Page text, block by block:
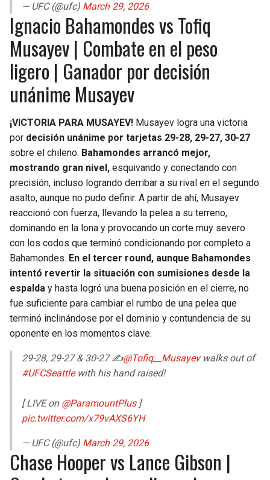
— UFC (@ufc) March 29, 2026
Ignacio Bahamondes vs Tofiq
Musayev | Combate en el peso
ligero | Ganador por decisión
unánime Musayev
¡VICTORIA PARA MUSAYEV! Musayev logra una victoria
por decisión unánime por tarjetas 29-28, 29-27, 30-27
sobre el chileno. Bahamondes arrancó mejor,
mostrando gran nivel, esquivando y conectando con
precisión, incluso logrando derribar a su rival en el segundo
asalto, aunque no pudo definir. A partir de ahí, Musayev
reaccionó con fuerza, llevando la pelea a su terreno,
dominando en la lona y provocando un corte muy severo
con los codos que terminó condicionando por completo a
Bahamondes. En el tercer round, aunque Bahamondes
intentó revertir la situación con sumisiones desde la
espalda y hasta logró una buena posición en el cierre, no
fue suficiente para cambiar el rumbo de una pelea que
terminó inclinándose por el dominio y contundencia de su
oponente en los momentos clave.
29-28, 29-27 & 30-27 ✍️@Tofiq__Musayevwalks out of
#UFCSeattlewith his hand raised!
[ LIVE on @ParamountPlus]
pic.twitter.com/x79vAXS6YH
— UFC (@ufc) March 29, 2026
Chase Hooper vs Lance Gibson |